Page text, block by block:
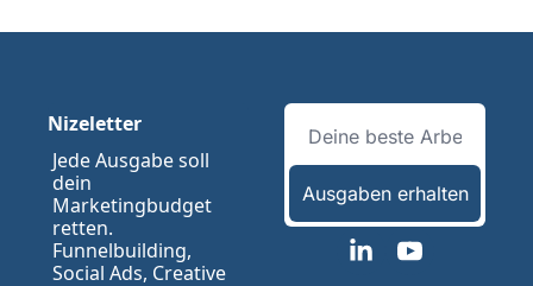
Nizeletter
Jede Ausgabe soll
dein
Marketingbudget
retten.
Funnelbuilding,
Social Ads, Creative
Ausgaben erhalten